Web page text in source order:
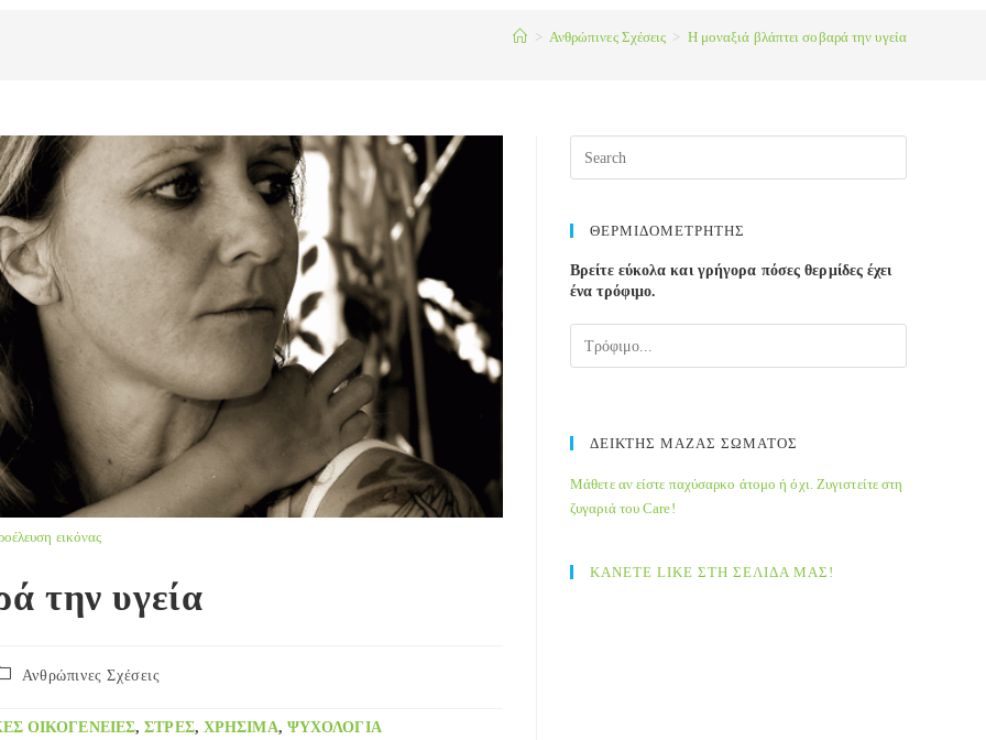
> Ανθρώπινες Σχέσεις > Η μοναξιά βλάπτει σοβαρά την υγεία
εικόνας
την υγεία
Ανθρώπινες Σχέσεις
ΟΙΚΟΓΈΝΕΙΕΣ, ΣΤΡΕΣ, ΧΡΉΣΙΜΑ, ΨΥΧΟΛΟΓΊΑ
ΘΕΡΜΙΔΟΜΕΤΡΗΤΗΣ
Βρείτε εύκολα και γρήγορα πόσες θερμίδες έχει
ένα τρόφιμο.
ΔΕΙΚΤΗΣ ΜΑΖΑΣ ΣΩΜΑΤΟΣ
Μάθετε αν είστε παχύσαρκο άτομο ή όχι. Ζυγιστείτε στη
ζυγαριά του Care!
ΚΑΝΕΤΕ LIKE ΣΤΗ ΣΕΛΙΔΑ ΜΑΣ!